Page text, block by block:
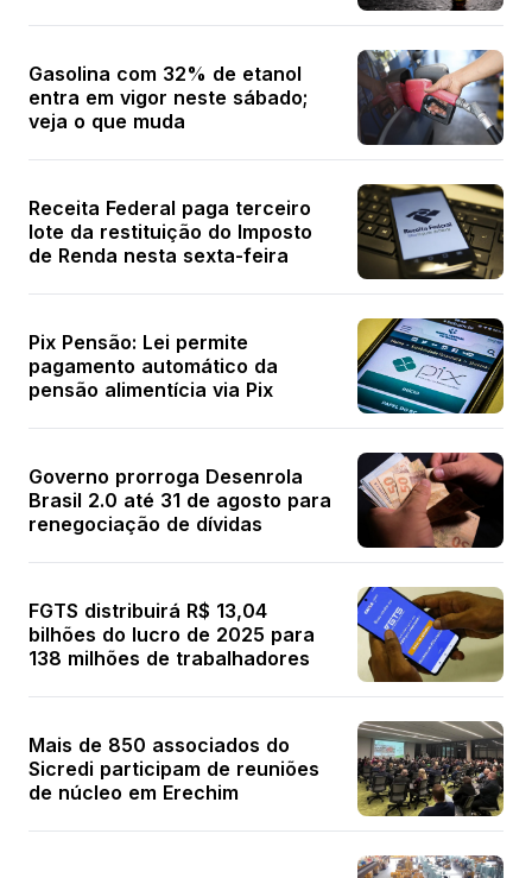
Gasolina com 32% de etanol
entra em vigor neste sábado;
veja o que muda
Receita Federal paga terceiro
lote da restituição do Imposto
de Renda nesta sexta-feira
Pix Pensão: Lei permite
pagamento automático da
pensão alimentícia via Pix
Governo prorroga Desenrola
Brasil 2.0 até 31 de agosto para
renegociação de dívidas
FGTS distribuirá R$ 13,04
bilhões do lucro de 2025 para
138 milhões de trabalhadores
Mais de 850 associados do
Sicredi participam de reuniões
de núcleo em Erechim